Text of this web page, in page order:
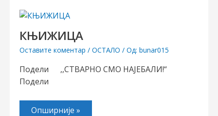
КЊИЖИЦА
Оставите коментар / ОСТАЛО / Од: bunar015
Подели ,,СТВАРНО СМО НАЈЕБАЛИ!“
Подели
Опширније »